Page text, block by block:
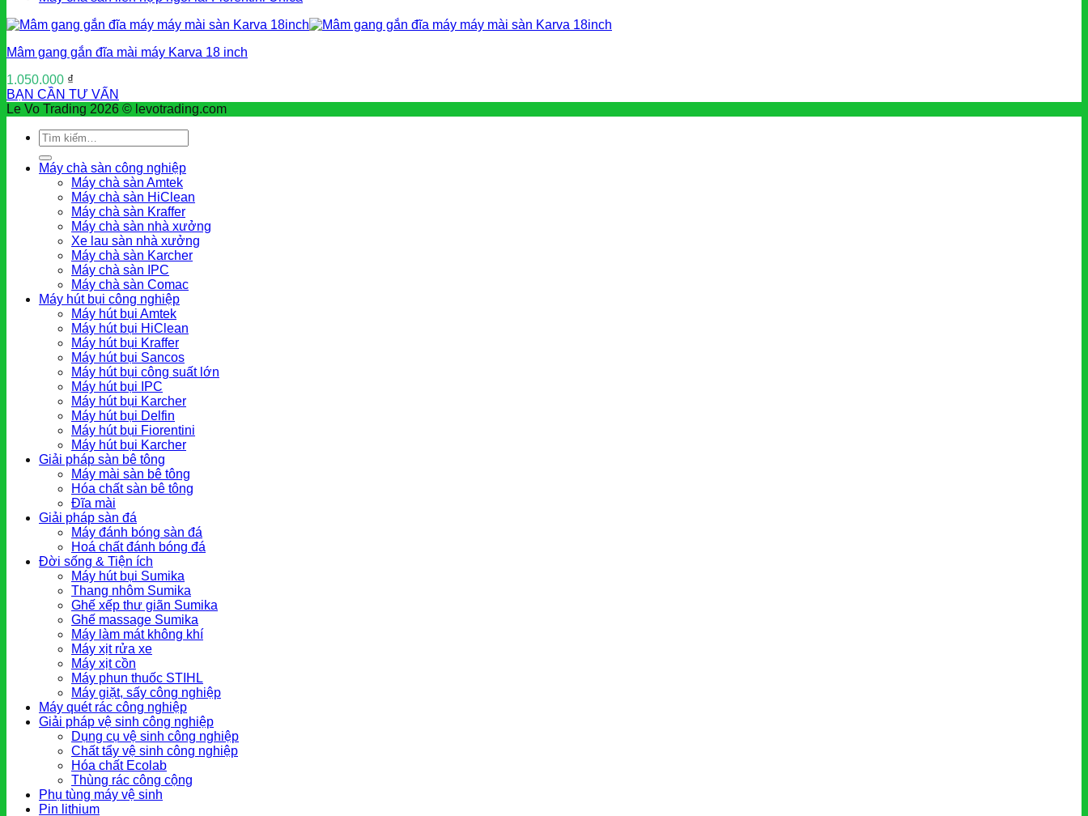
Mâm gang gắn đĩa mài máy Karva 18 inch
1.050.000 ₫
BẠN CẦN TƯ VẤN
Le Vo Trading 2026 © levotrading.com
Tìm
kiếm:
Máy chà sàn công nghiệp
Máy chà sàn Amtek
Máy chà sàn HiClean
Máy chà sàn Kraffer
Máy chà sàn nhà xưởng
Xe lau sàn nhà xưởng
Máy chà sàn Karcher
Máy chà sàn IPC
Máy chà sàn Comac
Máy hút bụi công nghiệp
Máy hút bụi Amtek
Máy hút bụi HiClean
Máy hút bụi Kraffer
Máy hút bụi Sancos
Máy hút bụi công suất lớn
Máy hút bụi IPC
Máy hút bụi Karcher
Máy hút bụi Delfin
Máy hút bụi Fiorentini
Máy hút bụi Karcher
Giải pháp sàn bê tông
Máy mài sàn bê tông
Hóa chất sàn bê tông
Đĩa mài
Giải pháp sàn đá
Máy đánh bóng sàn đá
Hoá chất đánh bóng đá
Đời sống & Tiện ích
Máy hút bụi Sumika
Thang nhôm Sumika
Ghế xếp thư giãn Sumika
Ghế massage Sumika
Máy làm mát không khí
Máy xịt rửa xe
Máy xịt cồn
Máy phun thuốc STIHL
Máy giặt, sấy công nghiệp
Máy quét rác công nghiệp
Giải pháp vệ sinh công nghiệp
Dụng cụ vệ sinh công nghiệp
Chất tẩy vệ sinh công nghiệp
Hóa chất Ecolab
Thùng rác công cộng
Phụ tùng máy vệ sinh
Pin lithium